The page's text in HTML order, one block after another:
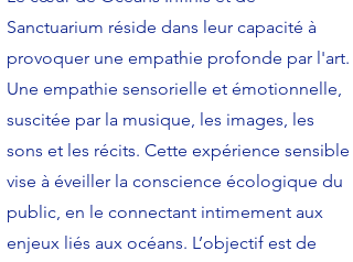
Sanctuarium réside dans leur capacité à
provoquer une empathie profonde par l'art.
Une empathie sensorielle et émotionnelle,
suscitée par la musique, les images, les
sons et les récits. Cette expérience sensible
vise à éveiller la conscience écologique du
public, en le connectant intimement aux
enjeux liés aux océans. L’objectif est de